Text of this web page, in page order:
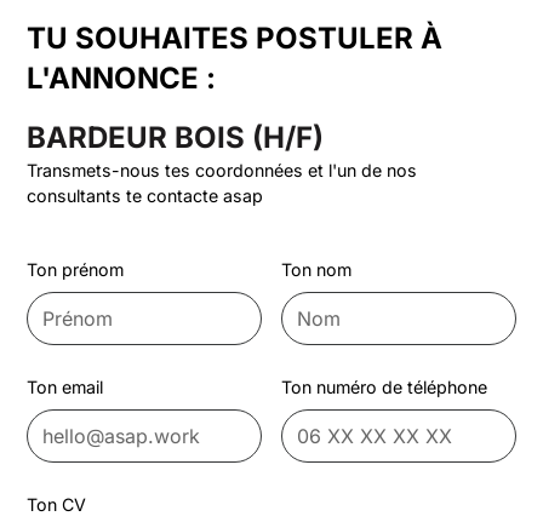
TU SOUHAITES POSTULER À
L'ANNONCE :
BARDEUR BOIS (H/F)
Transmets-nous tes coordonnées et l'un de nos
consultants te contacte asap
Ton prénom Ton nom
Ton email Ton numéro de téléphone
Ton CV